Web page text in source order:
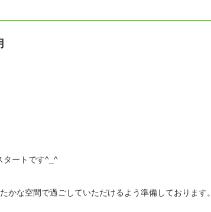
タートです^_^
かな空間で過ごしていただけるよう準備しております。